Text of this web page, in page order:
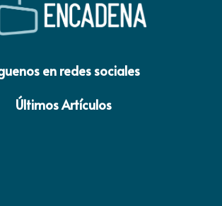
en redes sociales
Últimos Artículos